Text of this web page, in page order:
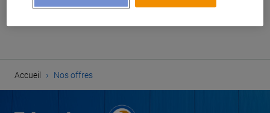
CRÉER UNE ALERTE
Accueil › Nos offres